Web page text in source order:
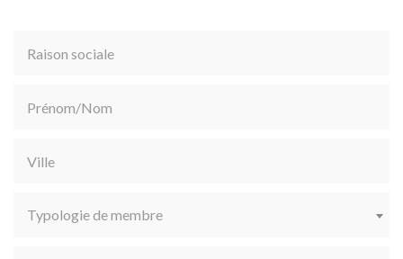
Typologie de membre